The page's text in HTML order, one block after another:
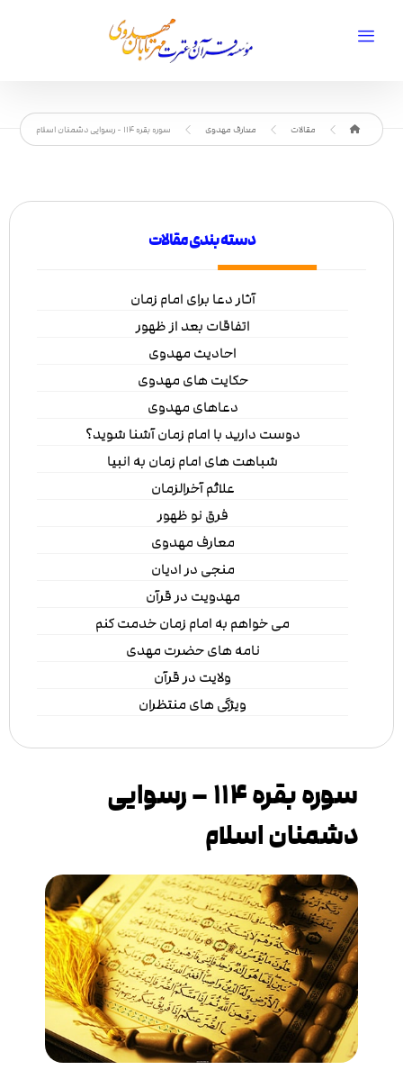
مقالات معارف مهدوی سوره بقره 114 - رسوایی دشمنان اسلام
دسته بندی مقالات
آثار دعا برای امام زمان
اتفاقات بعد از ظهور
احادیث مهدوی
حکایت های مهدوی
دعاهای مهدوی
دوست دارید با امام زمان آشنا شوید؟
شباهت های امام زمان به انبیا
علائم آخرالزمان
فرق نو ظهور
معارف مهدوی
منجی در ادیان
مهدویت در قرآن
می خواهم به امام زمان خدمت کنم
نامه های حضرت مهدی
ولایت در قرآن
ویژگی های منتظران
سوره بقره ۱۱۴ – رسوایی
دشمنان اسلام